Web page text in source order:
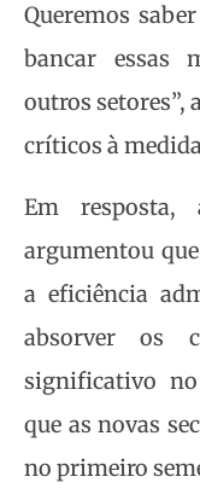
Queremos
bancar essas
outros setores”,
críticos à
Em
argumentou
a eficiência
absorver os
significativo
que as novas
no primeiro